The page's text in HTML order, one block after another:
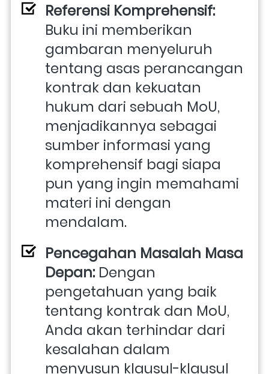
Referensi Komprehensif:
Buku ini memberikan
gambaran menyeluruh
tentang asas perancangan
kontrak dan kekuatan
hukum dari sebuah MoU,
menjadikannya sebagai
sumber informasi yang
komprehensif bagi siapa
pun yang ingin memahami
materi ini dengan
mendalam.
Pencegahan Masalah Masa
Depan: Dengan
pengetahuan yang baik
tentang kontrak dan MoU,
Anda akan terhindar dari
kesalahan dalam
menyusun klausul-klausul